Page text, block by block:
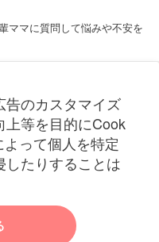
ママに質問して悩みや不安を
告のカスタマイズ
上等を目的にCook
って個人を特定
したりすることは
情報を配信中